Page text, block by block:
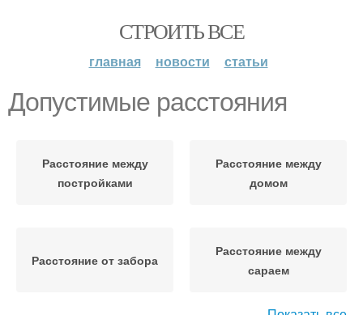
СТРОИТЬ ВСЕ
главная новости статьи
Допустимые расстояния
Расстояние между
постройками
Расстояние между
домом
Расстояние от забора
Расстояние между
сараем